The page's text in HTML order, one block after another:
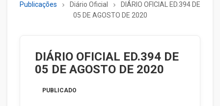
Publicações Diário Oficial
DIÁRIO OFICIAL ED.394 DE
05 DE AGOSTO DE 2020
DIÁRIO OFICIAL ED.394 DE
05 DE AGOSTO DE 2020
PUBLICADO